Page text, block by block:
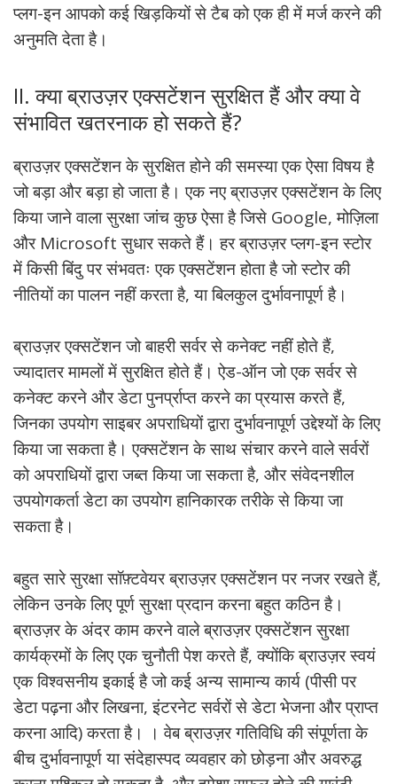
प्लग-इन आपको कई खिड़कियों से टैब को एक ही में मर्ज करने की
अनुमति देता है।
II. क्या ब्राउज़र एक्सटेंशन सुरक्षित हैं और क्या वे
संभावित खतरनाक हो सकते हैं?
ब्राउज़र एक्सटेंशन के सुरक्षित होने की समस्या एक ऐसा विषय है
जो बड़ा और बड़ा हो जाता है। एक नए ब्राउज़र एक्सटेंशन के लिए
किया जाने वाला सुरक्षा जांच कुछ ऐसा है जिसे Google, मोज़िला
और Microsoft सुधार सकते हैं। हर ब्राउज़र प्लग-इन स्टोर
में किसी बिंदु पर संभवतः एक एक्सटेंशन होता है जो स्टोर की
नीतियों का पालन नहीं करता है, या बिलकुल दुर्भावनापूर्ण है।
ब्राउज़र एक्सटेंशन जो बाहरी सर्वर से कनेक्ट नहीं होते हैं,
ज्यादातर मामलों में सुरक्षित होते हैं। ऐड-ऑन जो एक सर्वर से
कनेक्ट करने और डेटा पुनर्प्राप्त करने का प्रयास करते हैं,
जिनका उपयोग साइबर अपराधियों द्वारा दुर्भावनापूर्ण उद्देश्यों के लिए
किया जा सकता है। एक्सटेंशन के साथ संचार करने वाले सर्वरों
को अपराधियों द्वारा जब्त किया जा सकता है, और संवेदनशील
उपयोगकर्ता डेटा का उपयोग हानिकारक तरीके से किया जा
सकता है।
बहुत सारे सुरक्षा सॉफ़्टवेयर ब्राउज़र एक्सटेंशन पर नजर रखते हैं,
लेकिन उनके लिए पूर्ण सुरक्षा प्रदान करना बहुत कठिन है।
ब्राउज़र के अंदर काम करने वाले ब्राउज़र एक्सटेंशन सुरक्षा
कार्यक्रमों के लिए एक चुनौती पेश करते हैं, क्योंकि ब्राउज़र स्वयं
एक विश्वसनीय इकाई है जो कई अन्य सामान्य कार्य (पीसी पर
डेटा पढ़ना और लिखना, इंटरनेट सर्वरों से डेटा भेजना और प्राप्त
करना आदि) करता है। । वेब ब्राउज़र गतिविधि की संपूर्णता के
बीच दुर्भावनापूर्ण या संदेहास्पद व्यवहार को छोड़ना और अवरुद्ध